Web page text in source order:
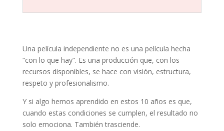
Una película independiente no es una película hecha
“con lo que hay”. Es una producción que, con los
recursos disponibles, se hace con visión, estructura,
respeto y profesionalismo.
Y si algo hemos aprendido en estos 10 años es que,
cuando estas condiciones se cumplen, el resultado no
solo emociona. También trasciende.